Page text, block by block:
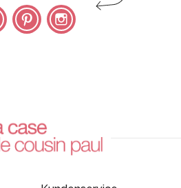
FacebookPinterest Instagram